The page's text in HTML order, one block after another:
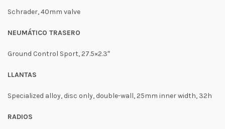
Schrader, 40mm valve
NEUMÁTICO TRASERO
Ground Control Sport, 27.5×2.3″
LLANTAS
Specialized alloy, disc only, double-wall, 25mm inner width, 32h
RADIOS